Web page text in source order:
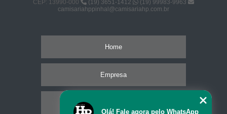
CEP: 13990-000
(19) 3651-1412
(19) 99983-9963
camisariahppinhal@camisariahp.com.br
Home
Empresa
Olá! Fale agora pelo WhatsApp